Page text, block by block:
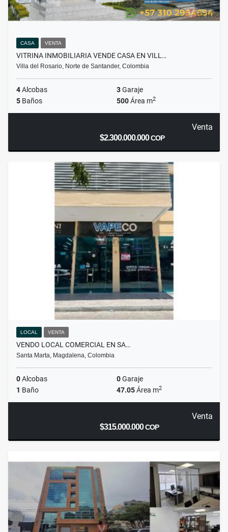
CASA VENTA
VITRINA INMOBILIARIA VENDE CASA EN VILL…
Villa del Rosario, Norte de Santander, Colombia
4Alcobas 3Garaje
5 Baños 500Área m2
Venta
$2.300.000.000COP
LOCAL VENTA
VENDO LOCAL COMERCIAL EN SA…
Santa Marta, Magdalena, Colombia
0Alcobas 0Garaje
1 Baño 47.05Área m2
Venta
$315.000.000COP